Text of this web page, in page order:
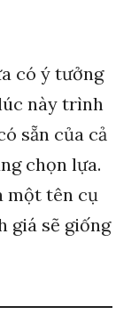
có ý tưởng
này trình
sẵn của cả
chọn lựa.
một tên cụ
giá sẽ giống